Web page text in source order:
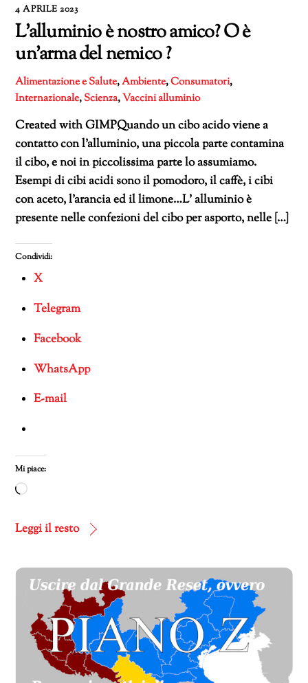
4 APRILE 2023
L’alluminio è nostro amico? O è
un’arma del nemico ?
Alimentazione e Salute,Ambiente,Consumatori,
Internazionale,Scienza,Vaccinialluminio
Created with GIMPQuando un cibo acido viene a
contatto con l’alluminio, una piccola parte contamina
il cibo, e noi in piccolissima parte lo assumiamo.
Esempi di cibi acidi sono il pomodoro, il caffè, i cibi
con aceto, l’arancia ed il limone…L’ alluminio è
presente nelle confezioni del cibo per asporto, nelle […]
Condividi:
X
Telegram
Facebook
WhatsApp
E-mail
Mi piace:
Caricamento
corso…
Leggi il resto